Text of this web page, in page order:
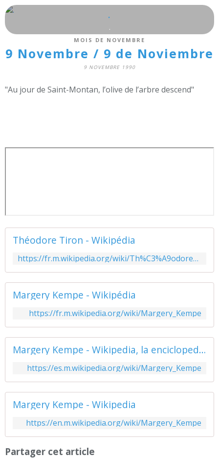
.
.
MOIS DE NOVEMBRE
9 Novembre / 9 de Noviembre
9 NOVEMBRE 1990
"Au jour de Saint-Montan, l’olive de l’arbre descend"
Théodore Tiron - Wikipédia
https://fr.m.wikipedia.org/wiki/Th%C3%A9odore_Tiron
Margery Kempe - Wikipédia
https://fr.m.wikipedia.org/wiki/Margery_Kempe
Margery Kempe - Wikipedia, la enciclopedia libre
https://es.m.wikipedia.org/wiki/Margery_Kempe
Margery Kempe - Wikipedia
https://en.m.wikipedia.org/wiki/Margery_Kempe
Partager cet article